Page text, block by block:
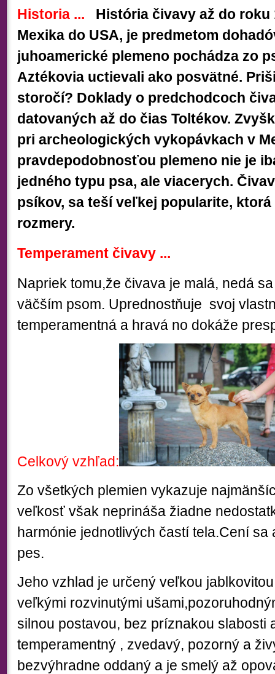
Historia ... História čivavy až do
Mexika do USA, je predmetom
juhoamerické plemeno pochádza zo
Aztékovia uctievali ako posvätné.
storočí? Doklady o predchodcoch
datovaných až do čias Toltékov.
pri archeologických vykopávkach v
pravdepodobnosťou plemeno nie je
jedného typu psa, ale viacerych. Č
psíkov, sa teší veľkej popularite,
rozmery.
Temperament čivavy ...
Napriek tomu,že čivava je malá, nedá
väčším psom. Uprednostňuje svoj
temperamentná a hravá no dokáže
Celkový vzhľad:
Zo všetkých plemien vykazuje
veľkosť však neprináša žiadne
harmónie jednotlivých častí tela.Cení
pes.
Jeho vzhlad je určený veľkou
veľkými rozvinutými
silnou postavou, bez príznakou slabosti
temperamentný , zvedavý, pozorný a
bezvýhradne oddaný a je smelý až